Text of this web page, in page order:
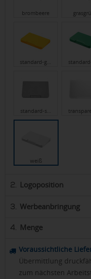
brombeere
standard-g…
standard-s…
weiß
2. Logoposition
3. Werbeanbringung
4. Menge
Voraussichtliche
Übermittlung
zum nächsten